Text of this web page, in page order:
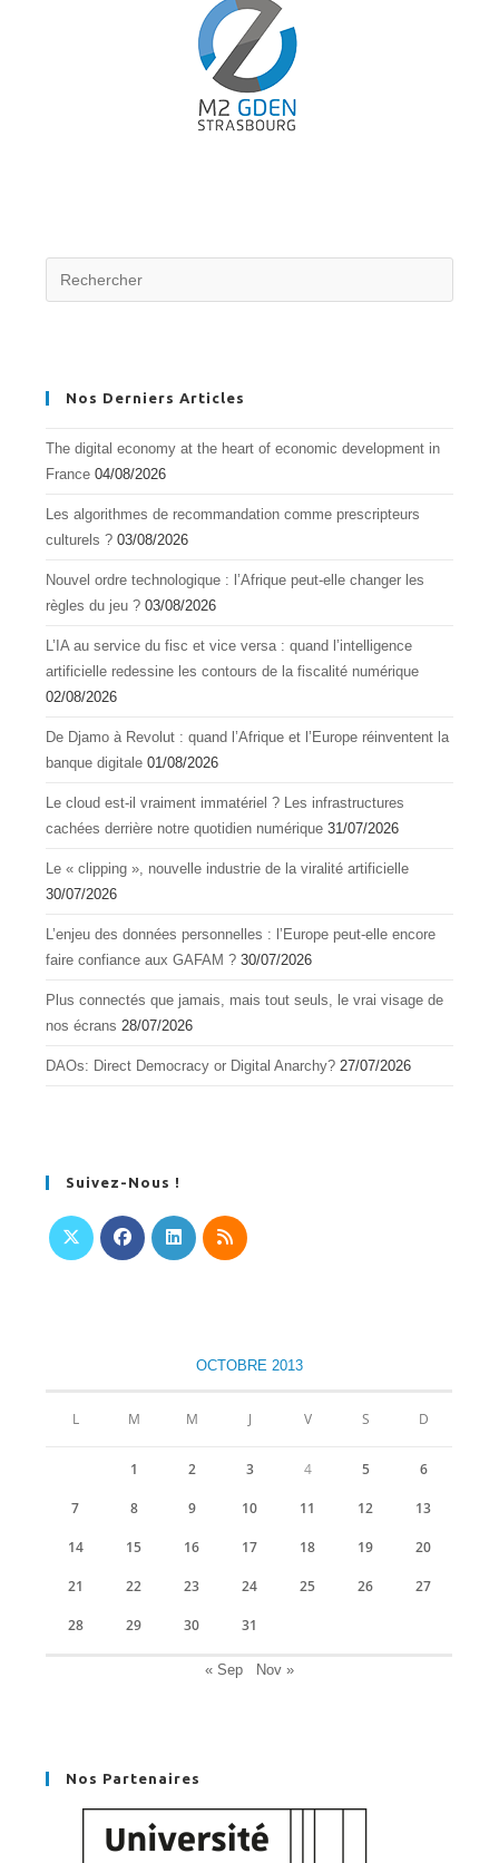
Nos Derniers Articles
The digital economy at the heart of economic development in
France 04/08/2026
Les algorithmes de recommandation comme prescripteurs
culturels ? 03/08/2026
Nouvel ordre technologique : l’Afrique peut-elle changer les
règles du jeu ? 03/08/2026
L’IA au service du fisc et vice versa : quand l’intelligence
artificielle redessine les contours de la fiscalité numérique
02/08/2026
De Djamo à Revolut : quand l’Afrique et l’Europe réinventent la
banque digitale 01/08/2026
Le cloud est-il vraiment immatériel ? Les infrastructures
cachées derrière notre quotidien numérique 31/07/2026
Le « clipping », nouvelle industrie de la viralité artificielle
30/07/2026
L’enjeu des données personnelles : l’Europe peut-elle encore
faire confiance aux GAFAM ? 30/07/2026
Plus connectés que jamais, mais tout seuls, le vrai visage de
nos écrans 28/07/2026
DAOs: Direct Democracy or Digital Anarchy? 27/07/2026
Suivez-Nous !
nouvel nouvel
OCTOBRE 2013
L M M J V S D
1 2 3 4 5 6
7 8 9 10 11 12 13
14 15 16 17 18 19 20
21 22 23 24 25 26 27
28 29 30 31
« Sep Nov »
Nos Partenaires